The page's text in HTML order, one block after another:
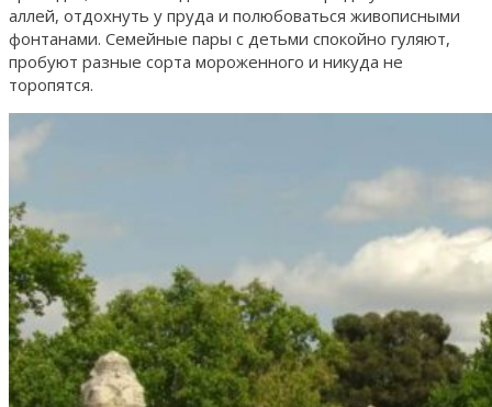
аллей, отдохнуть у пруда и полюбоваться живописными
фонтанами. Семейные пары с детьми спокойно гуляют,
пробуют разные сорта мороженного и никуда не
торопятся.